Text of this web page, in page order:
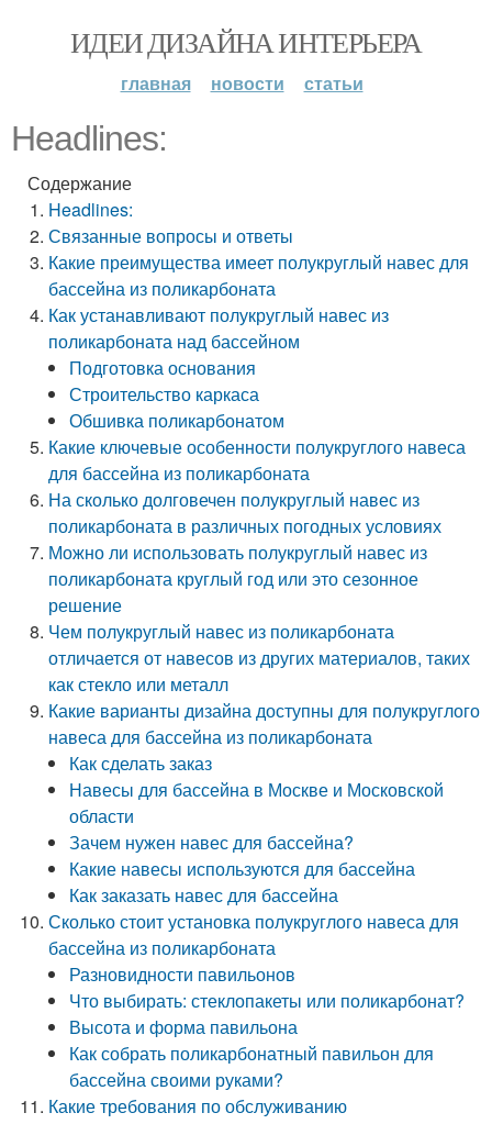
ИДЕИ ДИЗАЙНА ИНТЕРЬЕРА
главная новости статьи
Headlines:
Содержание
Headlines:
Связанные вопросы и ответы
Какие преимущества имеет полукруглый навес для
бассейна из поликарбоната
Как устанавливают полукруглый навес из
поликарбоната над бассейном
Подготовка основания
Строительство каркаса
Обшивка поликарбонатом
Какие ключевые особенности полукруглого навеса
для бассейна из поликарбоната
На сколько долговечен полукруглый навес из
поликарбоната в различных погодных условиях
Можно ли использовать полукруглый навес из
поликарбоната круглый год или это сезонное
решение
Чем полукруглый навес из поликарбоната
отличается от навесов из других материалов, таких
как стекло или металл
Какие варианты дизайна доступны для полукруглого
навеса для бассейна из поликарбоната
Как сделать заказ
Навесы для бассейна в Москве и Московской
области
Зачем нужен навес для бассейна?
Какие навесы используются для бассейна
Как заказать навес для бассейна
Сколько стоит установка полукруглого навеса для
бассейна из поликарбоната
Разновидности павильонов
Что выбирать: стеклопакеты или поликарбонат?
Высота и форма павильона
Как собрать поликарбонатный павильон для
бассейна своими руками?
Какие требования по обслуживанию